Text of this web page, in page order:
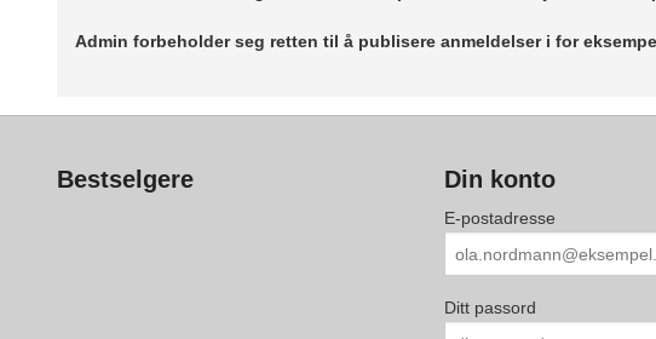
Admin forbeholder seg retten til å publisere anmeldelser i for
Bestselgere Din konto
E-postadresse
Ditt passord